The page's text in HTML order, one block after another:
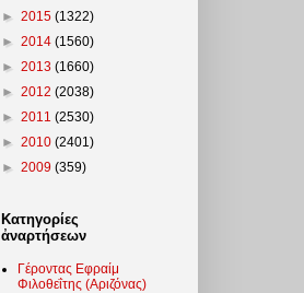
► 2015 (1322)
► 2014 (1560)
► 2013 (1660)
► 2012 (2038)
► 2011 (2530)
► 2010 (2401)
► 2009 (359)
Κατηγορίες
ἀναρτήσεων
Γέροντας Εφραίμ
Φιλοθεΐτης (Αριζόνας)